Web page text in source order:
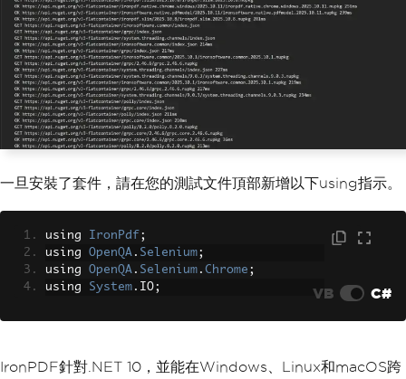
一旦安裝了套件，請在您的測試文件頂部新增以下using指示。
using IronPdf ;
using OpenQA . Selenium ;
using OpenQA . Selenium . Chrome ;
using System . IO ; VB C#
IronPDF針對.NET 10，並能在Windows、Linux和macOS跨